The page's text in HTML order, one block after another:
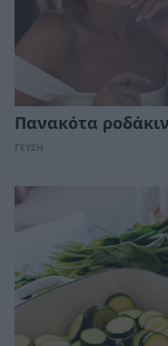
Πανακότα
ΓΕΥΣΗ